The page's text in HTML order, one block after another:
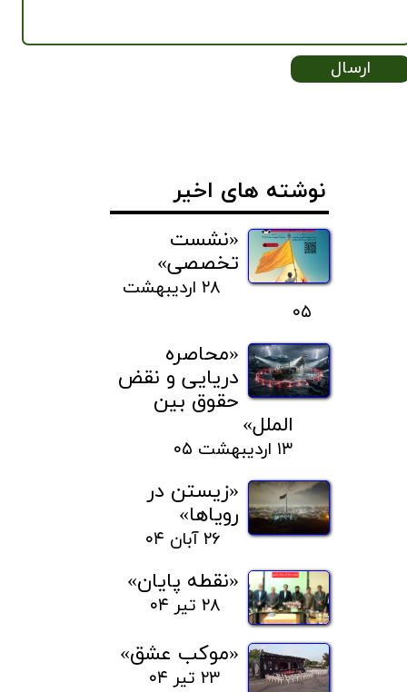
ارسال
نوشته های اخیر
«نشست
تخصصی»
۲۸ اردیبهشت
۰۵
«محاصره
دریایی و نقض
حقوق بین
الملل»
۱۳ اردیبهشت ۰۵
«زیستن در
رویاها»
۲۶ آبان ۰۴
«نقطه پایان»
۲۸ تیر ۰۴
«موکب عشق»
۲۳ تیر ۰۴